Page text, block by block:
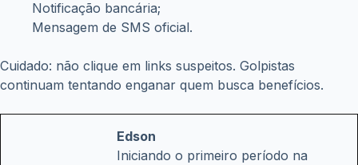
Notificação bancária;
Mensagem de SMS oficial.
Cuidado: não clique em links suspeitos. Golpistas
continuam tentando enganar quem busca benefícios.
Edson
Iniciando o primeiro período na